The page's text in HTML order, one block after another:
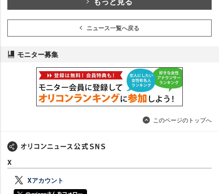
ニュース一覧へ戻る
モニター募集
このページのトップへ
X
Xアカウント